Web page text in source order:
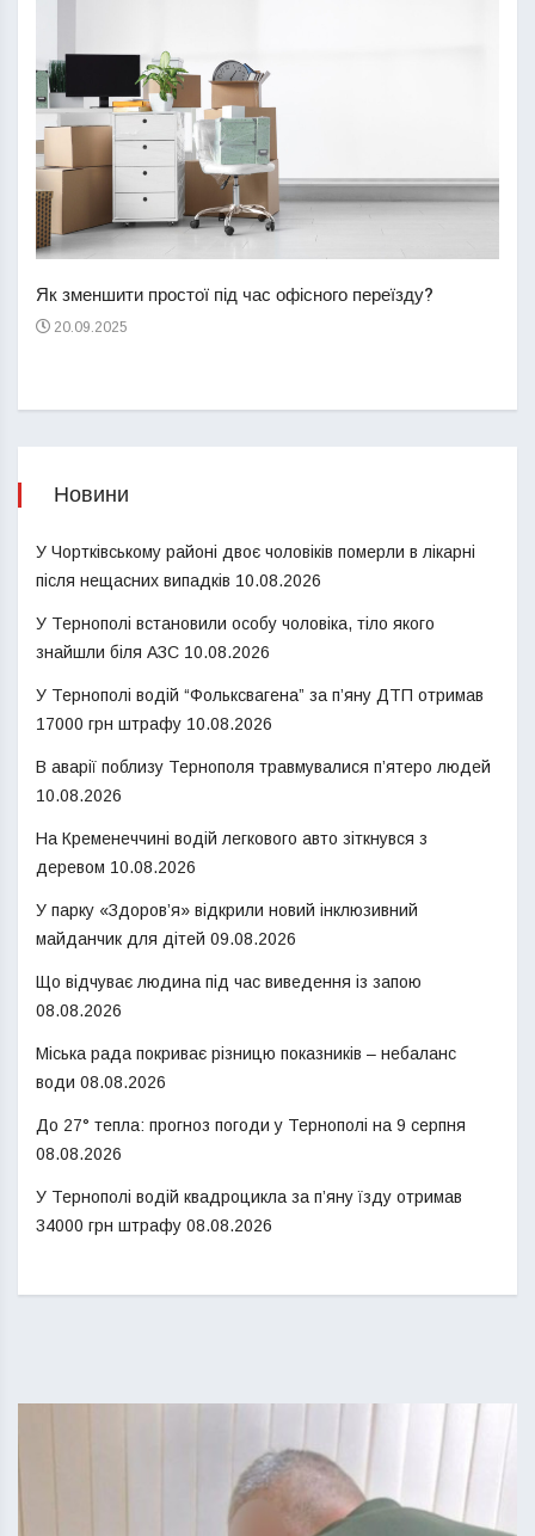
Як зменшити простої під час офісного переїзду?
20.09.2025
Новини
У Чортківському районі двоє чоловіків померли в лікарні
після нещасних випадків 10.08.2026
У Тернополі встановили особу чоловіка, тіло якого
знайшли біля АЗС 10.08.2026
У Тернополі водій “Фольксвагена” за п’яну ДТП отримав
17000 грн штрафу 10.08.2026
В аварії поблизу Тернополя травмувалися п’ятеро людей
10.08.2026
На Кременеччині водій легкового авто зіткнувся з
деревом 10.08.2026
У парку «Здоров’я» відкрили новий інклюзивний
майданчик для дітей 09.08.2026
Що відчуває людина під час виведення із запою
08.08.2026
Міська рада покриває різницю показників – небаланс
води 08.08.2026
До 27° тепла: прогноз погоди у Тернополі на 9 серпня
08.08.2026
У Тернополі водій квадроцикла за п’яну їзду отримав
34000 грн штрафу 08.08.2026